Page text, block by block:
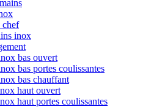
chef
inox
bas ouvert
bas portes coulissantes
bas chauffant
haut ouvert
haut portes coulissantes